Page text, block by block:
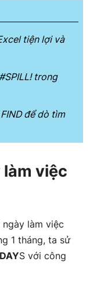
tiện lợi và
trong
để dò tìm
làm việc
làm việc
1 tháng, ta sử
S với công